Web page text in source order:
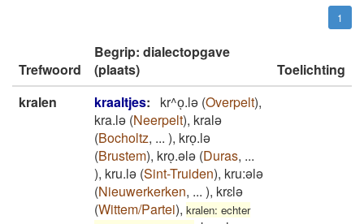
1
Trefwoord
Begrip: dialectopgave
(plaats)
Toelichting
kralen
kraaltjes: kr^oͅ.lə (Overpelt),
kra.lə (Neerpelt), kralə
(Bocholtz, ... ), kroͅ.lə
(Brustem), kroͅ.ələ (Duras, ...
), kru.lə (Sint-Truiden), kru:ələ
(Nieuwerkerken, ... ), krɛlə
(Wittem/Partei), kralen: echter